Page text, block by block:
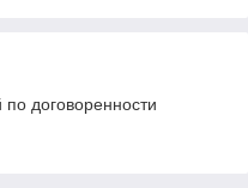
договоренности